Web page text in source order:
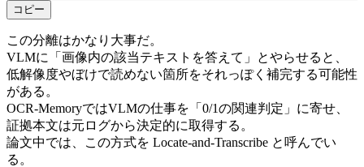
コピー
この分離はかなり大事だ。
VLMに「画像内の該当テキストを答えて」とやらせると、
低解像度やぼけで読めない箇所をそれっぽく補完する可能性
がある。
OCR-MemoryではVLMの仕事を「0/1の関連判定」に寄せ、
証拠本文は元ログから決定的に取得する。
論文中では、この方式を Locate-and-Transcribe と呼んでい
る。